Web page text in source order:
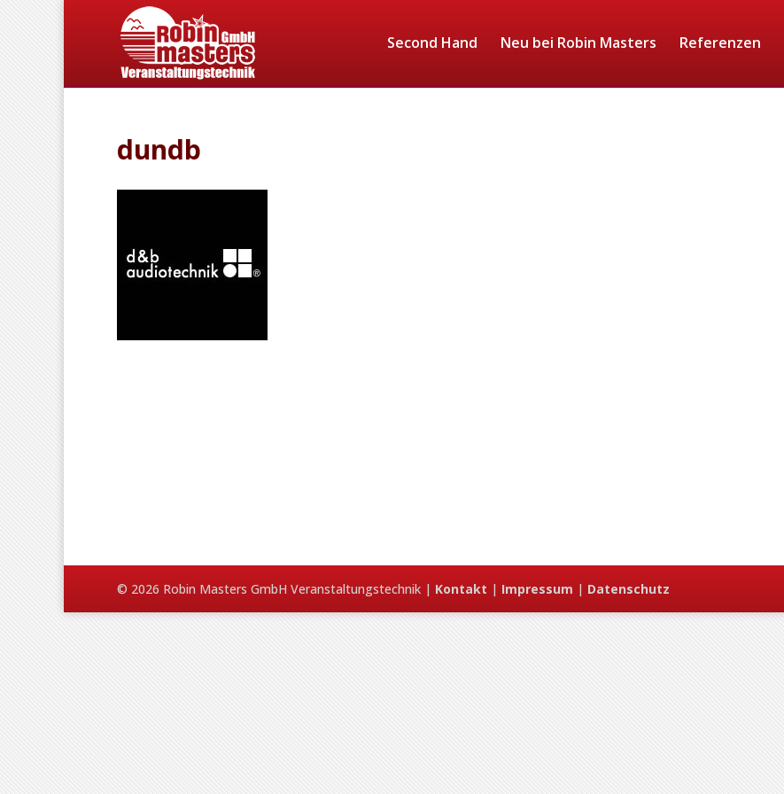
Second Hand Neu bei Robin Masters Referenzen
dundb
© 2026 Robin Masters GmbH Veranstaltungstechnik | Kontakt | Impressum | Datenschutz